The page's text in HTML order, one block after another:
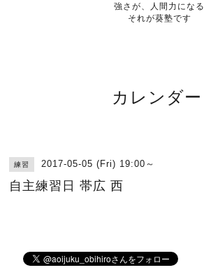
強さが、人間力になる
それが葵塾です
カレンダー
練習 2017-05-05 (Fri) 19:00～
自主練習日 帯広 西